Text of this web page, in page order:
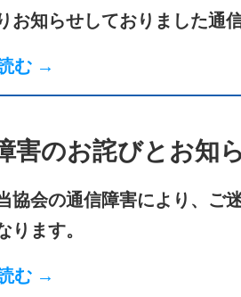
お知らせしておりました通
む →
害のお詫びとお知
協会の通信障害により、ご
ります。
む →